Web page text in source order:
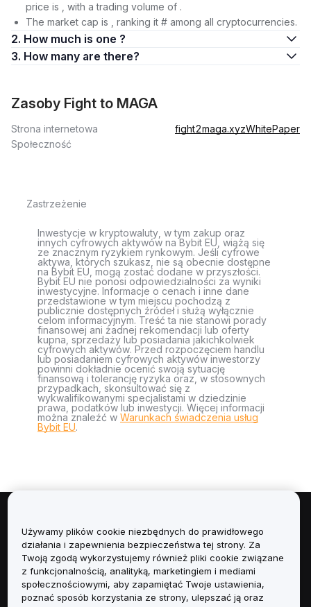
price is , with a trading volume of .
The market cap is , ranking it # among all cryptocurrencies.
2. How much is one ?
3. How many are there?
Zasoby Fight to MAGA
Strona internetowa fight2maga.xyzWhitePaper
Społeczność
Zastrzeżenie
Inwestycje w kryptowaluty, w tym zakup oraz
innych cyfrowych aktywów na Bybit EU, wiążą się
ze znacznym ryzykiem rynkowym. Jeśli cyfrowe
aktywa, których szukasz, nie są obecnie dostępne
na Bybit EU, mogą zostać dodane w przyszłości.
Bybit EU nie ponosi odpowiedzialności za wyniki
inwestycyjne. Informacje o cenach i inne dane
przedstawione w tym miejscu pochodzą z
publicznie dostępnych źródeł i służą wyłącznie
celom informacyjnym. Treść ta nie stanowi porady
finansowej ani żadnej rekomendacji lub oferty
kupna, sprzedaży lub posiadania jakichkolwiek
cyfrowych aktywów. Przed rozpoczęciem handlu
lub posiadaniem cyfrowych aktywów inwestorzy
powinni dokładnie ocenić swoją sytuację
finansową i tolerancję ryzyka oraz, w stosownych
przypadkach, skonsultować się z
wykwalifikowanymi specjalistami w dziedzinie
prawa, podatków lub inwestycji. Więcej informacji
można znaleźć w Warunkach świadczenia usług
Bybit EU.
Informacje
Usługi
Obsługa Klienta
Używamy plików cookie niezbędnych do prawidłowego
działania i zapewnienia bezpieczeństwa tej strony. Za
Twoją zgodą wykorzystujemy również pliki cookie związane
z funkcjonalnością, analityką, marketingiem i mediami
społecznościowymi, aby zapamiętać Twoje ustawienia,
poznać sposób korzystania ze strony, ulepszać ją oraz